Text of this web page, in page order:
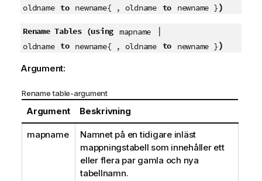
oldname to newname{ , oldname to newname })
Rename Tables (using mapname |
oldname to newname{ , oldname to newname })
Argument:
Rename table-argument
Argument Beskrivning
mapname
Namnet på en tidigare inläst
mappningstabell som innehåller ett
eller flera par gamla och nya
tabellnamn.